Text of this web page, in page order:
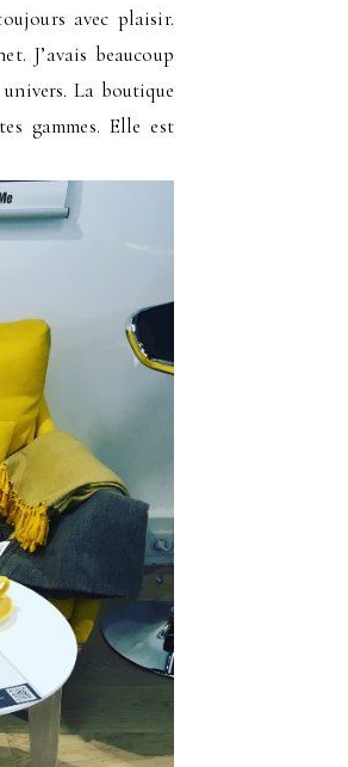
avec plaisir.
J’avais beaucoup
La boutique
gammes. Elle est